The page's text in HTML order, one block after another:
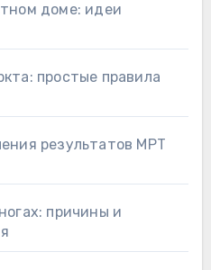
доме: идеи
простые правила
результатов МРТ
причины и